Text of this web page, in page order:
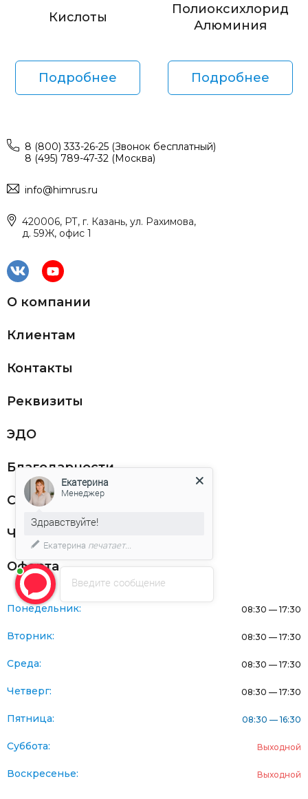
Кислоты
Подробнее
Полиоксихлорид
Алюминия
Подробнее
8 (800) 333-26-25 (Звонок бесплатный)
8 (495) 789-47-32 (Москва)
info@himrus.ru
420006, РТ, г. Казань, ул. Рахимова,
д. 59Ж, офис 1
О компании
Клиентам
Контакты
Реквизиты
ЭДО
Благодарности
Статьи
Частникам
Оферта
Понедельник: 08:30 — 17:30
Вторник: 08:30 — 17:30
Среда: 08:30 — 17:30
Четверг: 08:30 — 17:30
Пятница: 08:30 — 16:30
Суббота: Выходной
Воскресенье: Выходной
Введите сообщение
Екатерина
Менеджер
Здравствуйте!
Екатерина печатает...